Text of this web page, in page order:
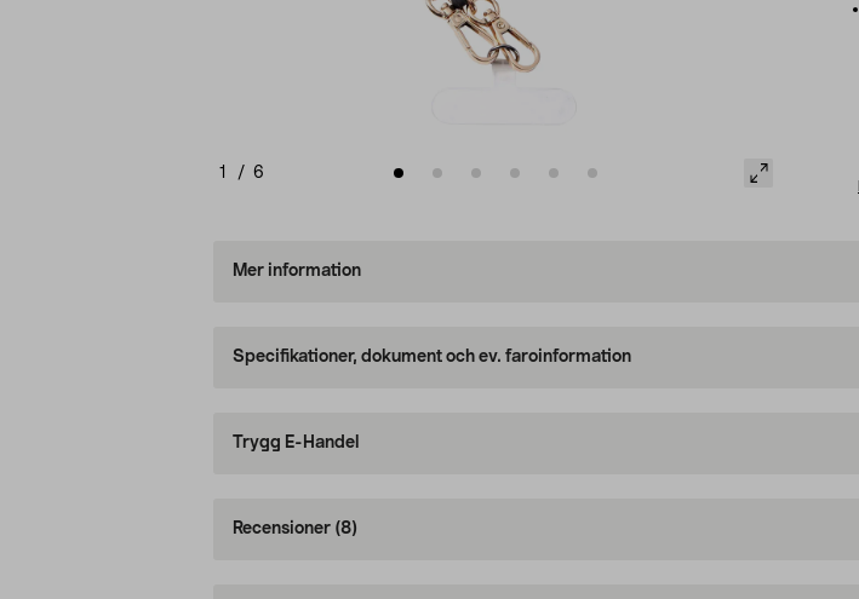
1 / 6
Mer information
Specifikationer, dokument och ev. faroinformation
Trygg E-Handel
Recensioner (8)